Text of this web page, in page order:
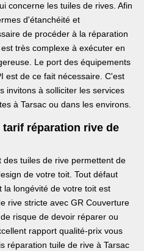
concerne les tuiles de rives. Afin
d'étanchéité et
de procéder à la réparation
très complexe à exécuter en
Le port des équipements
est de ce fait nécessaire. C'est
invitons à solliciter les services
à Tarsac ou dans les environs.
réparation rive de
tuiles de rive permettent de
de votre toit. Tout défaut
la longévité de votre toit est
rive stricte avec GR Couverture
risque de devoir réparer ou
rapport qualité-prix vous
réparation tuile de rive à Tarsac